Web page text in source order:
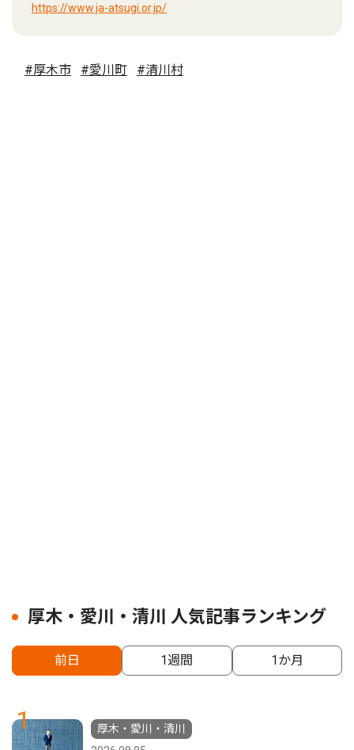
https://www.ja-atsugi.or.jp/
#厚木市 #愛川町 #清川村
厚木・愛川・清川 人気記事ランキング
前日 1週間 1か月
1
厚木・愛川・清川